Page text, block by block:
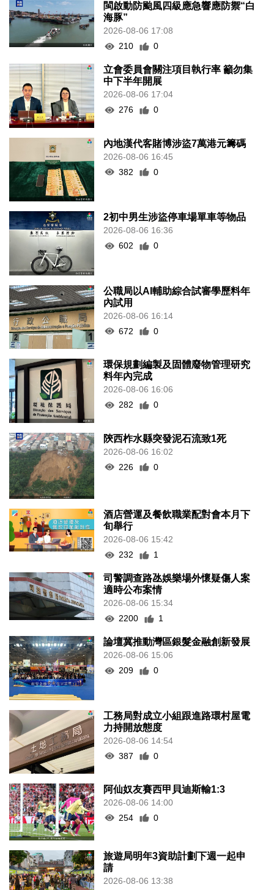
閩啟動防颱風四級應急響應防禦“白
海豚”
2026-08-06 17:08
210
0
立會委員會關注項目執行率 籲勿集
中下半年開展
2026-08-06 17:04
276
0
內地漢代客賭博涉盜7萬港元籌碼
2026-08-06 16:45
382
0
2初中男生涉盜停車場單車等物品
2026-08-06 16:36
602
0
公職局以AI輔助綜合試審學歷料年
內試用
2026-08-06 16:14
672
0
環保規劃編製及固體廢物管理研究
料年內完成
2026-08-06 16:06
282
0
陝西柞水縣突發泥石流致1死
2026-08-06 16:02
226
0
酒店營運及餐飲職業配對會本月下
旬舉行
2026-08-06 15:42
232
1
司警調查路氹娛樂場外懷疑傷人案
適時公布案情
2026-08-06 15:34
2200
1
論壇冀推動灣區銀髮金融創新發展
2026-08-06 15:06
209
0
工務局對成立小組跟進路環村屋電
力持開放態度
2026-08-06 14:54
387
0
阿仙奴友賽西甲貝迪斯輸1:3
2026-08-06 14:00
254
0
旅遊局明年3資助計劃下週一起申
請
2026-08-06 13:38